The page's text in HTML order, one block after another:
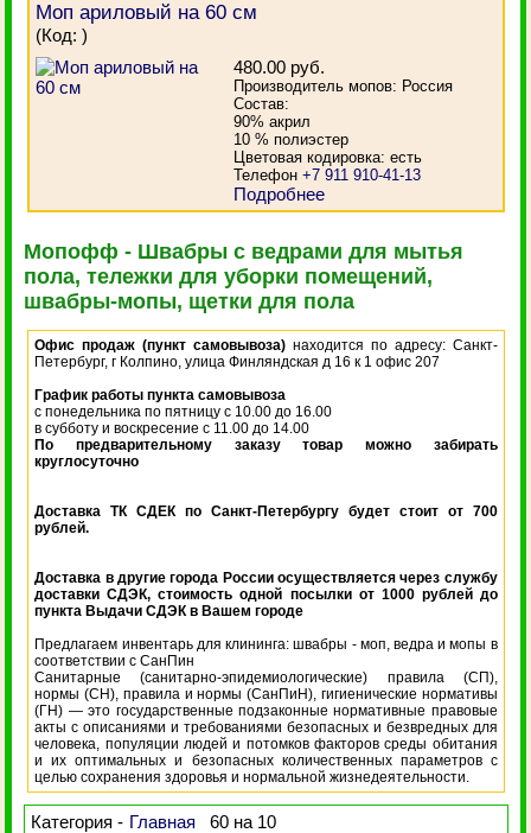
Моп ариловый на 60 см
(Код:)
480.00 руб.
Производитель мопов: Россия
Состав:
90% акрил
10 % полиэстер
Цветовая кодировка: есть
Телефон+7 911 910-41-13
Подробнее
Мопофф - Швабры с ведрами для мытья
пола, тележки для уборки помещений,
швабры-мопы, щетки для пола
Офис продаж (пункт самовывоза) находится по адресу: Санкт-
Петербург, г Колпино, улица Финляндская д 16 к 1 офис 207
График работы пункта самовывоза
с понедельника по пятницу с 10.00 до 16.00
в субботу и воскресение с 11.00 до 14.00
По предварительному заказу товар можно забирать
круглосуточно
Доставка ТК СДЕК по Санкт-Петербургу будет стоит от 700
рублей.
Доставка в другие города России осуществляется через службу
доставки СДЭК, стоимость одной посылки от 1000 рублей до
пункта Выдачи СДЭК в Вашем городе
Предлагаем инвентарь для клининга: швабры - моп, ведра и мопы в
соответствии с СанПин
Санитарные (санитарно-эпидемиологические) правила (СП),
нормы (СН), правила и нормы (СанПиН), гигиенические нормативы
(ГН) — это государственные подзаконные нормативные правовые
акты с описаниями и требованиями безопасных и безвредных для
человека, популяции людей и потомков факторов среды обитания
и их оптимальных и безопасных количественных параметров с
целью сохранения здоровья и нормальной жизнедеятельности.
Категория - Главная 60 на 10